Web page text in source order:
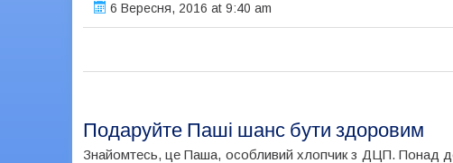
6 Вересня, 2016 at 9:40 am
Подаруйте Паші шанс бути здоровим
Знайомтесь, це Паша, особливий хлопчик з ДЦП. Понад